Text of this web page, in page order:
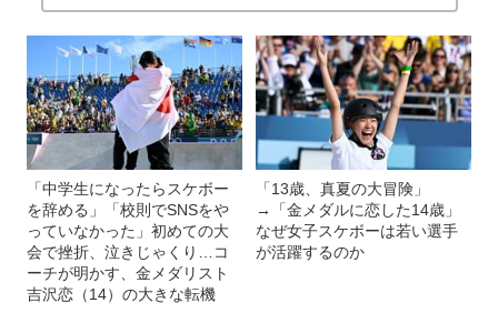
「中学生になったらスケボー
を辞める」「校則でSNSをや
っていなかった」初めての大
会で挫折、泣きじゃくり…コ
ーチが明かす、金メダリスト
吉沢恋（14）の大きな転機
「13歳、真夏の大冒険」
→「金メダルに恋した14歳」
なぜ女子スケボーは若い選手
が活躍するのか